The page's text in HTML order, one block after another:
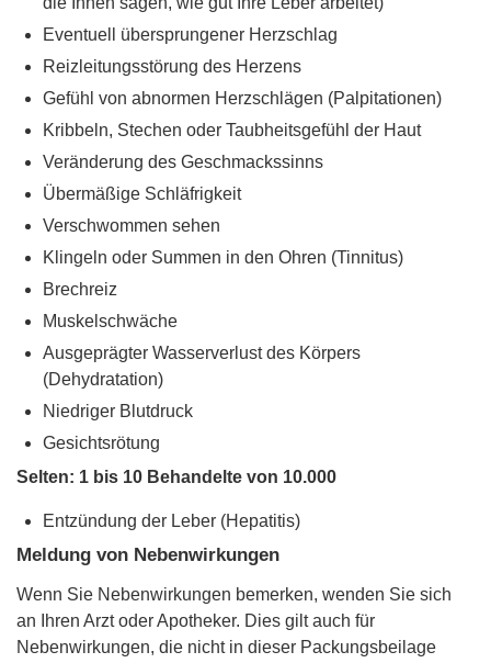
Eventuell übersprungener Herzschlag
Reizleitungsstörung des Herzens
Gefühl von abnormen Herzschlägen (Palpitationen)
Kribbeln, Stechen oder Taubheitsgefühl der Haut
Veränderung des Geschmackssinns
Übermäßige Schläfrigkeit
Verschwommen sehen
Klingeln oder Summen in den Ohren (Tinnitus)
Brechreiz
Muskelschwäche
Ausgeprägter Wasserverlust des Körpers
(Dehydratation)
Niedriger Blutdruck
Gesichtsrötung
Selten: 1 bis 10 Behandelte von 10.000
Entzündung der Leber (Hepatitis)
Meldung von Nebenwirkungen
Wenn Sie Nebenwirkungen bemerken, wenden Sie sich
an Ihren Arzt oder Apotheker. Dies gilt auch für
Nebenwirkungen, die nicht in dieser Packungsbeilage